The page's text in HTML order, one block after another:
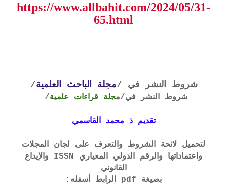
https://www.allbahit.com/2024/05/31-
65.html
شروط النشر في /مجلة الباحث العلمية/
شروط النشر في/مجلة قراءات علمية/
تقديم ذ محمد القاسمي
لتحميل لائحة الشروط والتعرف على لجان المجلات
واعتماداتها والرقم الدولي المعياري ISSN والإيداع
القانوني
بصيغة pdf الرابط أسفله: